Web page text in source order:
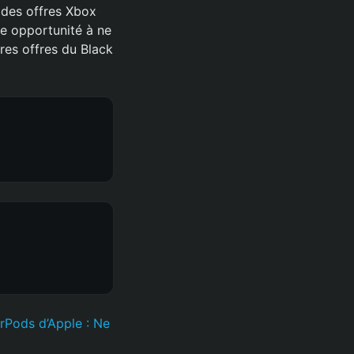
offres Xbox
opportunité à ne
offres du Black
d’Apple : Ne